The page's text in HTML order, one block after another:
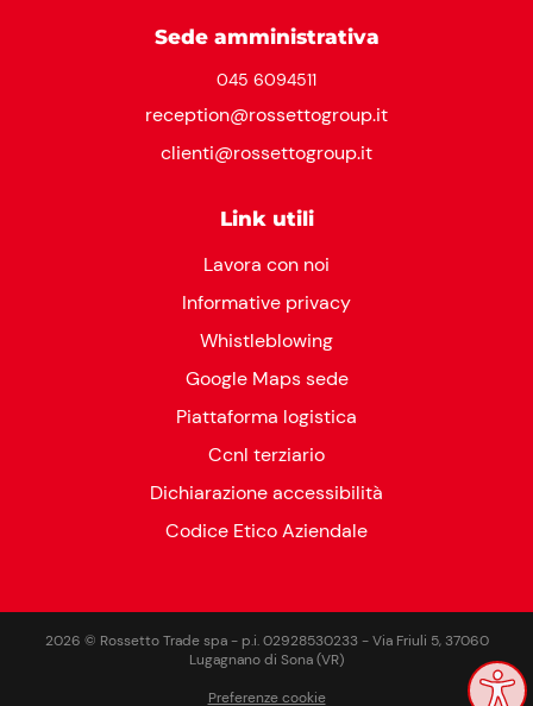
Sede amministrativa
045 6094511
reception@rossettogroup.it
clienti@rossettogroup.it
Link utili
Lavora con noi
Informative privacy
Whistleblowing
Google Maps sede
Piattaforma logistica
Ccnl terziario
Dichiarazione accessibilità
Codice Etico Aziendale
2026 © Rossetto Trade spa - p.i. 02928530233 - Via Friuli 5, 37060
Lugagnano di Sona (VR)
Preferenze cookie